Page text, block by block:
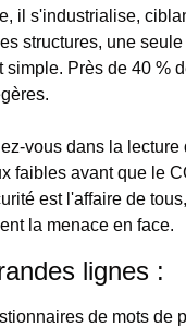
il s'industrialise,
structures, une
simple. Près de 40 %
vous dans la lecture
faibles avant que le
est l'affaire de
la menace en face.
lignes :
de mots de